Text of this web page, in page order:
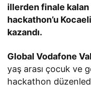
illerden finale kalan
hackathon’u
kazandı.
Global Vodafone
yaş arası çocuk ve
hackathon